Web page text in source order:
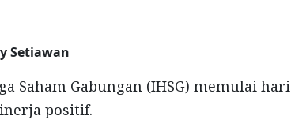
Setiawan
Saham Gabungan (IHSG) memulai hari
positif.